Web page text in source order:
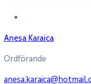
Anesa Karaica
Ordförande